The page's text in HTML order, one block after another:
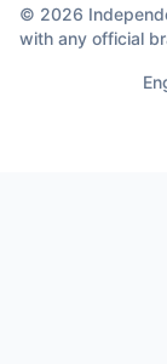
© 2026
with any official